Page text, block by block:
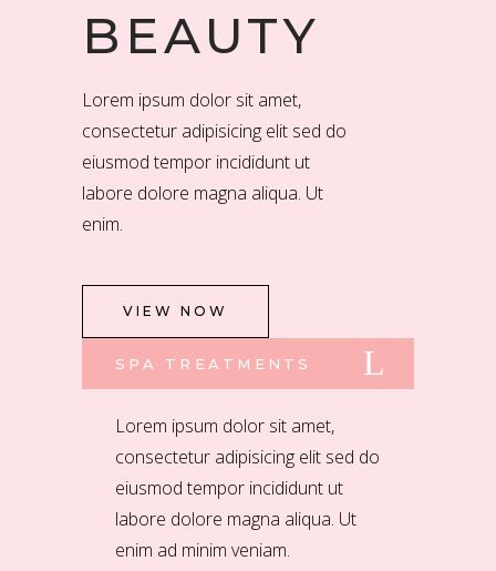
BEAUTY
Lorem ipsum dolor sit amet,
consectetur adipisicing elit sed do
eiusmod tempor incididunt ut
labore dolore magna aliqua. Ut
enim.
VIEW NOW
SPA TREATMENTS
Lorem ipsum dolor sit amet,
consectetur adipisicing elit sed do
eiusmod tempor incididunt ut
labore dolore magna aliqua. Ut
enim ad minim veniam.